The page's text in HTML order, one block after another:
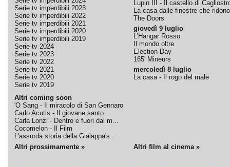
Serie tv imperdibili 2023
Serie tv imperdibili 2022
Serie tv imperdibili 2021
Serie tv imperdibili 2020
Serie tv imperdibili 2019
Serie tv 2024
Serie tv 2023
Serie tv 2022
Serie tv 2021
Serie tv 2020
Serie tv 2019
Altri coming soon
'O Sang - Il miracolo di San Gennaro
Carlo Acutis - Il giovane santo
Carla Lonzi - Dentro e fuori dal m...
Cocomelon - Il Film
L'assurda storia della Gialappa's ...
Lupin III - Il castello di
La casa dalle finestre che ridono
The Doors
giovedì 9 luglio
L'Hangar Rosso
Il mondo oltre
Election Day
165' Mineurs
mercoledì 8 luglio
La casa - Il rogo del male
Altri prossimamente » Altri film al cinema »